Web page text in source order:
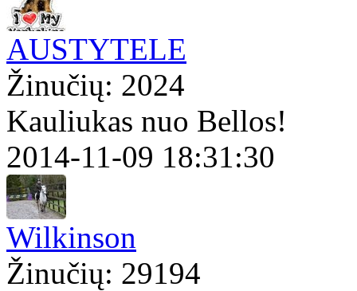
AUSTYTELE
Žinučių: 2024
Kauliukas nuo Bellos!
2014-11-09 18:31:30
Wilkinson
Žinučių: 29194